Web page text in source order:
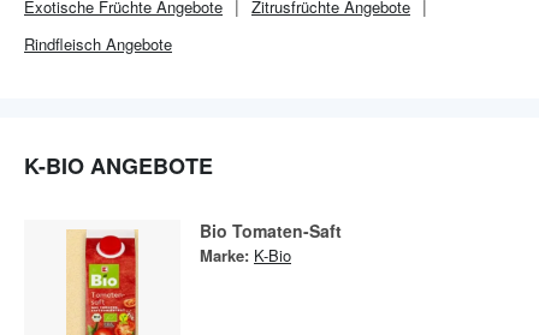
Exotische Früchte Angebote
Zitrusfrüchte Angebote
Rindfleisch Angebote
K-BIO ANGEBOTE
Bio Tomaten-Saft
Marke: K-Bio